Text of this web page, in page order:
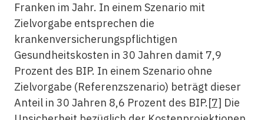
Franken im Jahr. In einem Szenario mit
Zielvorgabe entsprechen die
krankenversicherungspflichtigen
Gesundheitskosten in 30 Jahren damit 7,9
Prozent des BIP. In einem Szenario ohne
Zielvorgabe (Referenzszenario) beträgt dieser
Anteil in 30 Jahren 8,6 Prozent des BIP.[7] Die